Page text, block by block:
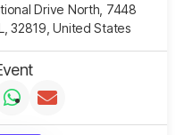
Drive North, 7448
32819, United States